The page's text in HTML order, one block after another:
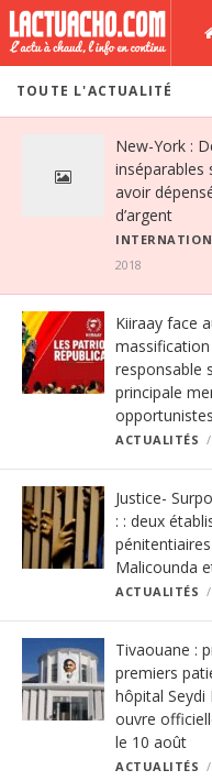
TOUTE L'ACTUALITÉ
New-York :
inséparables
avoir
d’argent
2018
Kiiraay face
responsable
principale
opportunistes
ACTUALITÉS
Justice-
: : deux
Malicounda
ACTUALITÉS
Tivaouane :
premiers
hôpital Seydi
ouvre
le 10 août
ACTUALITÉS